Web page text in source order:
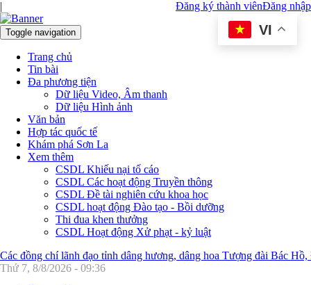
Đăng nhập
| Đăng ký thành viên
Toggle navigation
Trang chủ
Tin bài
Đa phương tiện
Dữ liệu Video, Âm thanh
Dữ liệu Hình ảnh
Văn bản
Hợp tác quốc tế
Khám phá Sơn La
Xem thêm
CSDL Khiếu nại tố cáo
CSDL Các hoạt động Truyền thông
CSDL Đề tài nghiên cứu khoa học
CSDL hoạt động Đào tạo - Bồi dưỡng
Thi đua khen thưởng
CSDL Hoạt động Xử phạt - kỷ luật
VI
Các đồng chí lãnh đạo tỉnh dâng hương, dâng hoa Tượng đài Bác
Thứ 7, 8/8/2026 - 09:36